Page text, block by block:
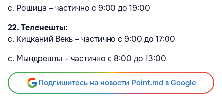
с. Рошица – частично с 9:00 до 19:00
22. Теленешты:
с. Кицканий Векь – частично с 9:00 до 17:00
с. Мындрешты – частично с 8:00 до 13:00
Подпишитесь на новости Point.md в Google